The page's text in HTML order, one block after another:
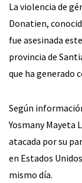
La violencia de
Donatien,
fue asesinada
provincia de
que ha generado
Según
Yosmany Mayeta
atacada por su
en Estados
mismo día.